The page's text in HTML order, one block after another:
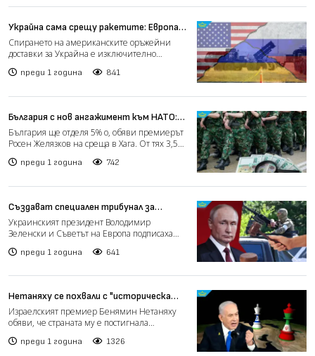
Украйна сама срещу ракетите: Европа
закъснява, Америка се отдръпва
Спирането на американските оръжейни
доставки за Украйна е изключително
преди 1 година 841
България с нов ангажимент към НАТО:
Ще отделяме в пъти повече пари за
отбрана
България ще отделя 5% о, обяви премиерът
Росен Желязков на среща в Хага. От тях 3,5%
преди 1 година 742
Създават специален трибунал за
разследване на военните престъпления,
които Русия извършва в Украйна
Украинският президент Володимир
Зеленски и Съветът на Европа подписаха
преди 1 година 641
Нетаняху се похвали с "историческа
победа" в Иран, но няма да спре с
войните, докато не унищожи "Хамас"
Израелският премиер Бенямин Нетаняху
обяви, че страната му е постигнала
преди 1 година 1326